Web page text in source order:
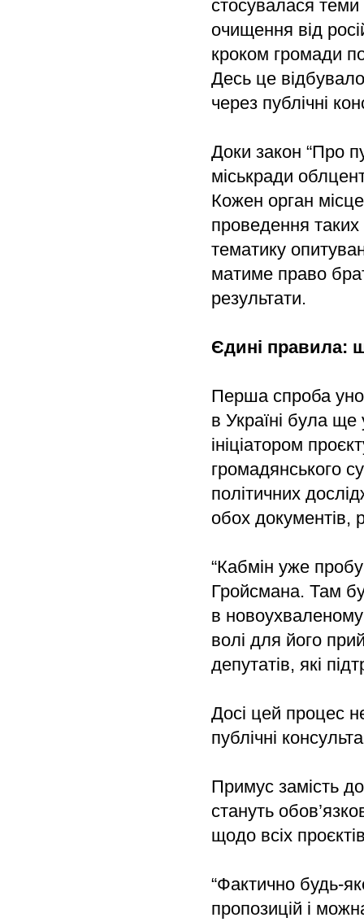
стосувалася
очищення від
кроком громади
Десь це
через публічні
Доки закон “Про
міськради
Кожен орган
проведення
тематику
матиме право
результати.
Єдині правила:
Перша спроба
в Україні була
ініціатором
громадянського
політичних
обох
“Кабмін уже
Гройсмана. Там
в новоухваленому
волі для його
депутатів, які
Досі цей процес
публічні
Примус замість
стануть
щодо всіх
“Фактично будь-
пропозицій і